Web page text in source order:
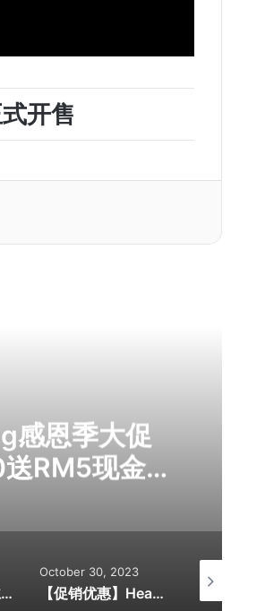
开售
感恩季大促
RM5现金券
吧！
【新春优惠】余仁生Eu Yan Sang 2024年新年大促销！送礼首选推荐全在这里！带一份余仁生，一份感恩的心，祥龍獻瑞 幸福年！
October 30, 2023
【促销优惠】Health Lane Family Pharmacy 连续4天惊喜促销！缓解关节疼痛与不适的好物推荐！买一送一/第二样@RM1等你抢购！全马180多家分行都享有优惠！[Date:2 ~ 5 NOV 2023]